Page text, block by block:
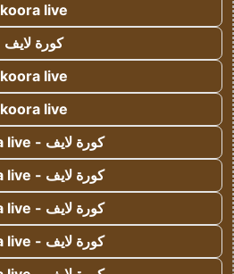
koora live
كورة لايف
koora live
koora live
كورة لايف - koora live
كورة لايف - koora live
كورة لايف - koora live
كورة لايف - koora live